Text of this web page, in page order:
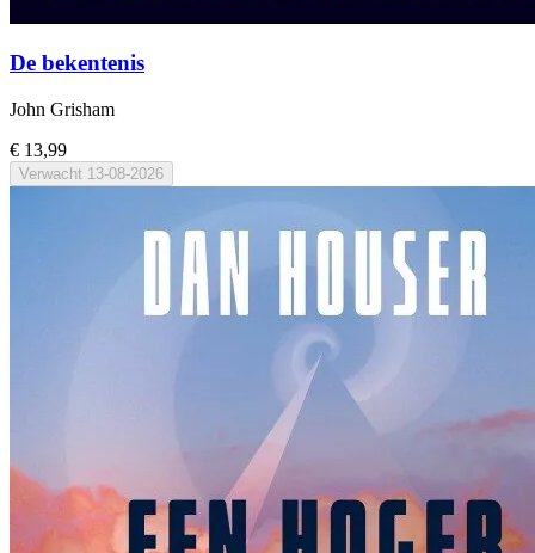
De bekentenis
John Grisham
€ 13,99
Verwacht 13-08-2026